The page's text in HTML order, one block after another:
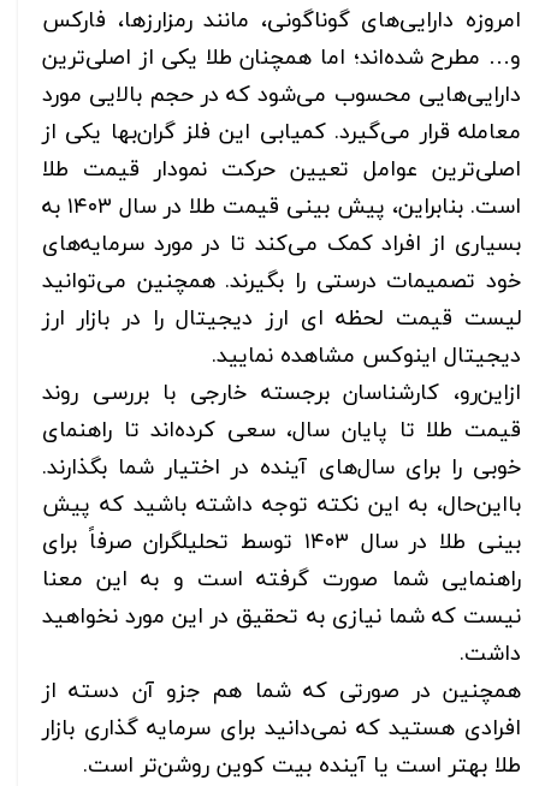
امروزه دارایی‌های گوناگونی، مانند رمزارزها، فارکس
و… مطرح شده‌اند؛ اما همچنان طلا یکی از اصلی‌ترین
دارایی‌هایی محسوب می‌شود که در حجم بالایی مورد
معامله قرار می‌گیرد. کمیابی این فلز گران‌بها یکی از
اصلی‌ترین عوامل تعیین حرکت نمودار قیمت طلا
است. بنابراین، پیش بینی قیمت طلا در سال ۱۴۰۳ به
بسیاری از افراد کمک می‌کند تا در مورد سرمایه‌های
خود تصمیمات درستی را بگیرند. همچنین می‌توانید
لیست قیمت لحظه ای ارز دیجیتال را در بازار ارز
دیجیتال اینوکس مشاهده نمایید.
ازاین‌رو، کارشناسان برجسته خارجی با بررسی روند
قیمت طلا تا پایان سال، سعی کرده‌اند تا راهنمای
خوبی را برای سال‌های آینده در اختیار شما بگذارند.
بااین‌حال، به این نکته توجه داشته باشید که پیش
بینی طلا در سال ۱۴۰۳ توسط تحلیلگران صرفاً برای
راهنمایی شما صورت گرفته است و به این معنا
نیست که شما نیازی به تحقیق در این مورد نخواهید
داشت.
همچنین در صورتی که شما هم جزو آن دسته از
افرادی هستید که نمی‌دانید برای سرمایه گذاری بازار
طلا بهتر است یا آینده بیت کوین روشن‌تر است.